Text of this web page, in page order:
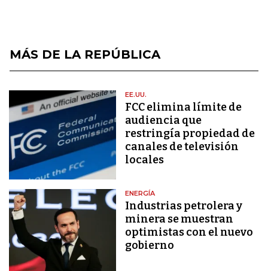
MÁS DE LA REPÚBLICA
EE.UU.
FCC elimina límite de
audiencia que
restringía propiedad de
canales de televisión
locales
ENERGÍA
Industrias petrolera y
minera se muestran
optimistas con el nuevo
gobierno